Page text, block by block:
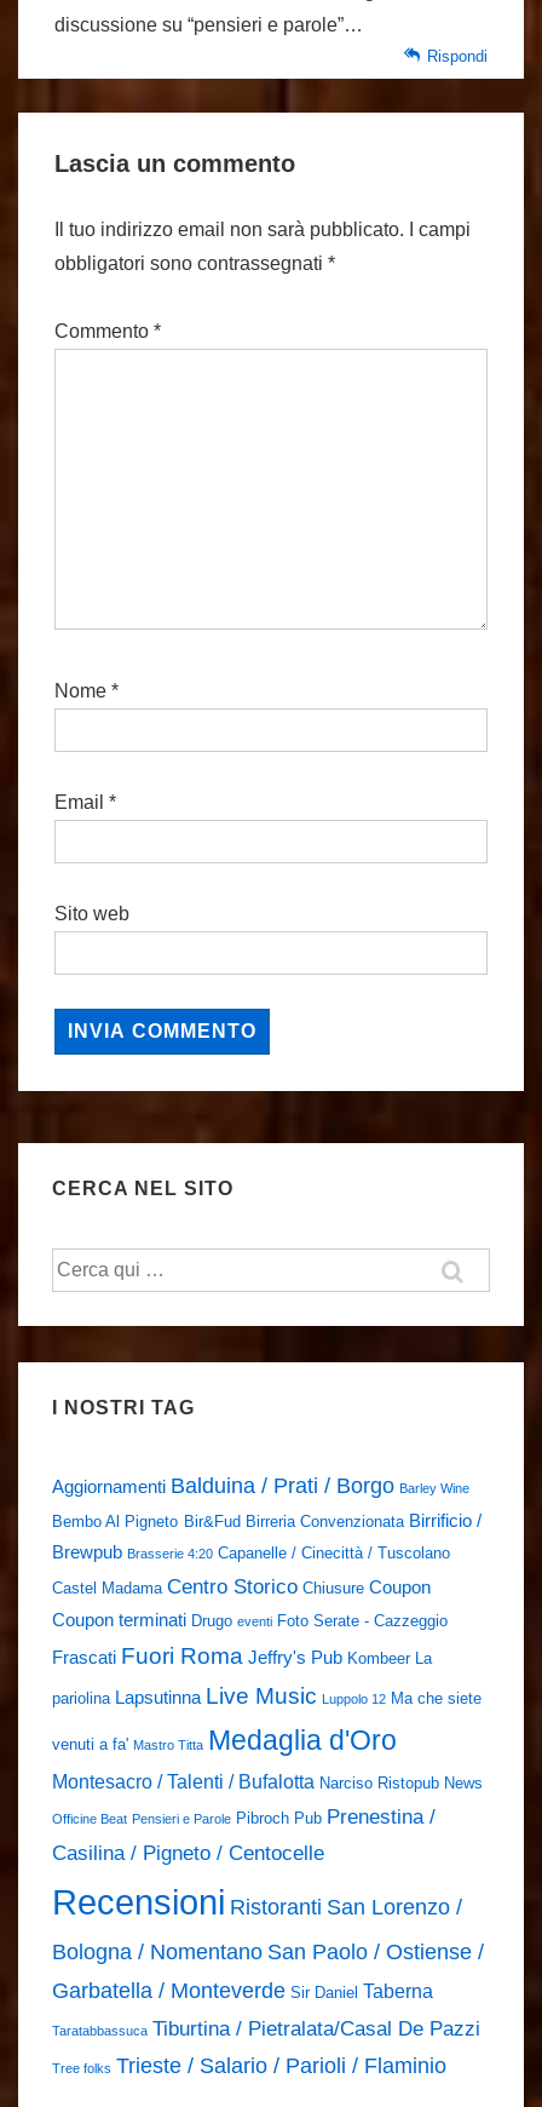
discussione su “pensieri e parole”…
Rispondi
Lascia un commento
Il tuo indirizzo email non sarà pubblicato.
I campi
obbligatori sono contrassegnati *
Commento *
Nome *
Email *
Sito web
CERCA NEL SITO
Cerca:
I NOSTRI TAG
Aggiornamenti Balduina / Prati / Borgo Barley Wine
Bembo Al Pigneto Bir&Fud Birreria Convenzionata Birrificio /
Brewpub Brasserie 4:20 Capanelle / Cinecittà / Tuscolano
Castel Madama Centro Storico Chiusure Coupon
Coupon terminati Drugo eventi Foto Serate - Cazzeggio
Frascati Fuori Roma Jeffry's Pub Kombeer La
pariolina Lapsutinna Live Music Luppolo 12 Ma che siete
venuti a fa' Mastro Titta Medaglia d'Oro
Montesacro / Talenti / Bufalotta Narciso Ristopub News
Officine Beat Pensieri e Parole Pibroch Pub Prenestina /
Casilina / Pigneto / Centocelle
Recensioni Ristoranti San Lorenzo /
Bologna / Nomentano San Paolo / Ostiense /
Garbatella / Monteverde Sir Daniel Taberna
Taratabbassuca Tiburtina / Pietralata/Casal De Pazzi
Tree folks Trieste / Salario / Parioli / Flaminio